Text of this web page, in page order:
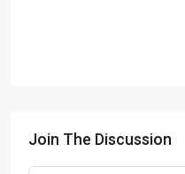
Join The Discussion